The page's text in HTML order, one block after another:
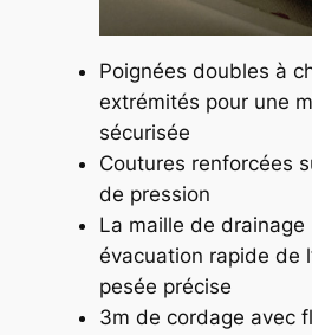
Poignées doubles à
extrémités pour une
sécurisée
Coutures renforcées
de pression
La maille de drainage
évacuation rapide de
pesée précise
3m de cordage avec